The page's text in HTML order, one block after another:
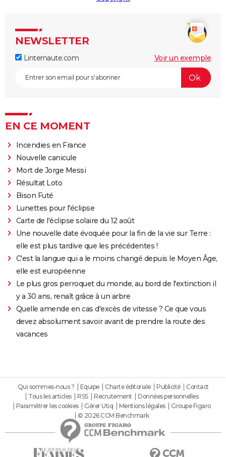
NEWSLETTER
Linternaute.com Voir un exemple
EN CE MOMENT
Incendies en France
Nouvelle canicule
Mort de Jorge Messi
Résultat Loto
Bison Futé
Lunettes pour l'éclipse
Carte de l'éclipse solaire du 12 août
Une nouvelle date évoquée pour la fin de la vie sur Terre :
elle est plus tardive que les précédentes !
C'est la langue qui a le moins changé depuis le Moyen Âge,
elle est européenne
Le plus gros perroquet du monde, au bord de l'extinction il
y a 30 ans, renaît grâce à un arbre
Quelle amende en cas d'excès de vitesse ? Ce que vous
devez absolument savoir avant de prendre la route des
vacances
Qui sommes-nous ? Equipe Charte éditoriale Publicité
Contact
Tous les articles
RSS Recrutement
Données personnelles
Paramétrer les cookies
Gérer Utiq Mentions légales
Groupe Figaro
© 2026 CCM Benchmark